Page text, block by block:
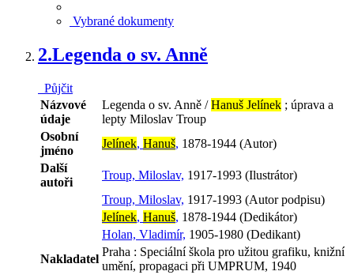
Vybrané dokumenty
2.Legenda o sv. Anně
Půjčit
Názvové
údaje
Legenda o sv. Anně /Hanuš Jelínek ; úprava a
lepty Miloslav Troup
Osobní
jméno
Jelínek, Hanuš, 1878-1944 (Autor)
Další
autoři
Troup, Miloslav, 1917-1993 (Ilustrátor)
Troup, Miloslav, 1917-1993 (Autor podpisu)
Jelínek, Hanuš, 1878-1944 (Dedikátor)
Holan, Vladimír, 1905-1980 (Dedikant)
Nakladatel
Praha : Speciální škola pro užitou grafiku, knižní
umění, propagaci při UMPRUM, 1940